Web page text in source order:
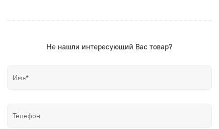
Не нашли интересующий Вас товар?